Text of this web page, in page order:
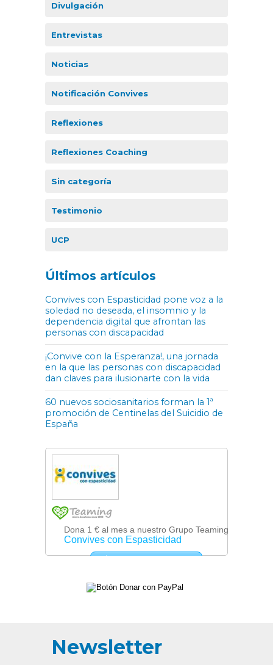
Divulgación
Entrevistas
Noticias
Notificación Convives
Reflexiones
Reflexiones Coaching
Sin categoría
Testimonio
UCP
Últimos artículos
Convives con Espasticidad pone voz a la
soledad no deseada, el insomnio y la
dependencia digital que afrontan las
personas con discapacidad
¡Convive con la Esperanza!, una jornada
en la que las personas con discapacidad
dan claves para ilusionarte con la vida
60 nuevos sociosanitarios forman la 1ª
promoción de Centinelas del Suicidio de
España
Newsletter